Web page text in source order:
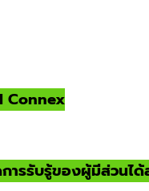
Connex
ารรับรู้ของผู้มีส่วนไ